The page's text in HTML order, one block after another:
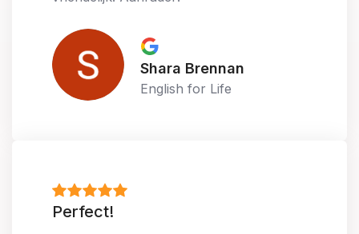
Shara Brennan
English for Life
Perfect!